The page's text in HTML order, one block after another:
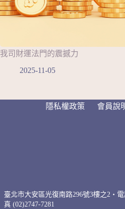
我司財運法門的震撼力
2025-11-05
隱私權政策 會員說
臺北市大安區光復南路296號3樓之2・
真 (02)2747-7281